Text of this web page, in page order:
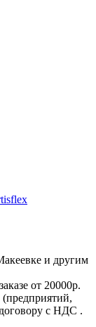
и другим
от 20000р.
с НДС .